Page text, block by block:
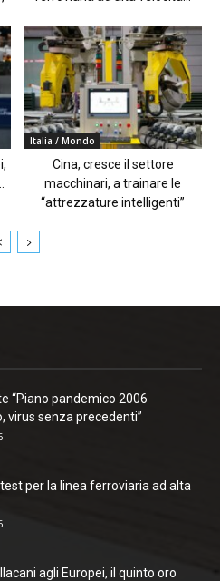
Italia / Mondo
Cina, cresce il settore
macchinari, a trainare le
“attrezzature intelligenti”
“Piano pandemico 2006
virus senza precedenti”
per la linea ferroviaria ad alta
agli Europei, il quinto oro